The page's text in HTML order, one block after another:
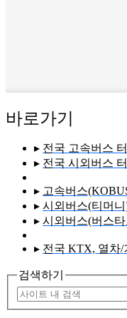
바로가기
▸ 전국 고속버스
▸ 전국 시외버스
▸ 고속버스
▸ 시외버스(티머니
▸ 시외버스(버스타
▸ 전국 KTX, 열차/
검색하기